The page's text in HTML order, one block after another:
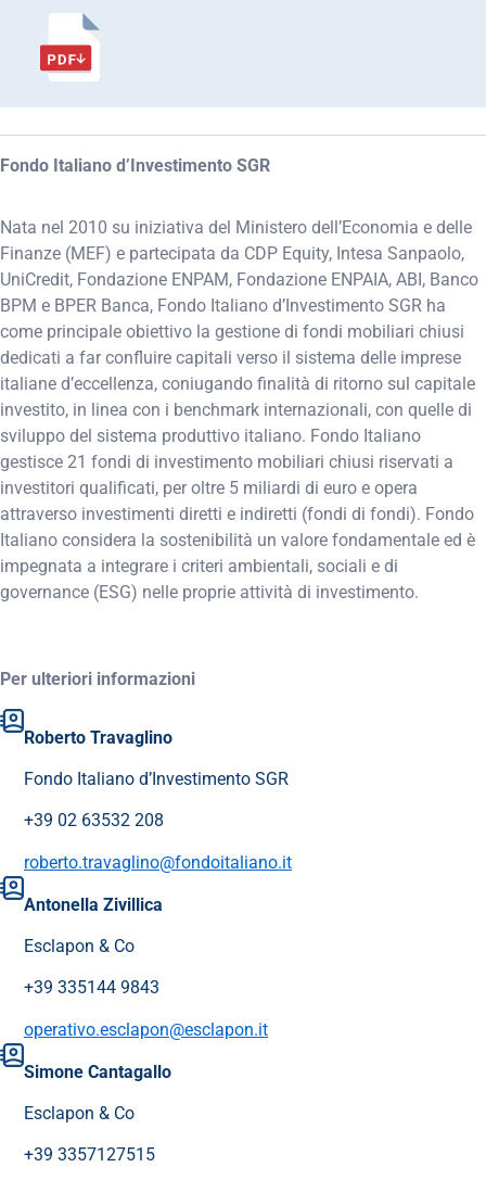
Fondo Italiano d’Investimento SGR
Nata nel 2010 su iniziativa del Ministero dell’Economia e delle
Finanze (MEF) e partecipata da CDP Equity, Intesa Sanpaolo,
UniCredit, Fondazione ENPAM, Fondazione ENPAIA, ABI, Banco
BPM e BPER Banca, Fondo Italiano d’Investimento SGR ha
come principale obiettivo la gestione di fondi mobiliari chiusi
dedicati a far confluire capitali verso il sistema delle imprese
italiane d’eccellenza, coniugando finalità di ritorno sul capitale
investito, in linea con i benchmark internazionali, con quelle di
sviluppo del sistema produttivo italiano. Fondo Italiano
gestisce 21 fondi di investimento mobiliari chiusi riservati a
investitori qualificati, per oltre 5 miliardi di euro e opera
attraverso investimenti diretti e indiretti (fondi di fondi). Fondo
Italiano considera la sostenibilità un valore fondamentale ed è
impegnata a integrare i criteri ambientali, sociali e di
governance (ESG) nelle proprie attività di investimento.
Per ulteriori informazioni
Roberto Travaglino
Fondo Italiano d’Investimento SGR
+39 02 63532 208
roberto.travaglino@fondoitaliano.it
Antonella Zivillica
Esclapon & Co
+39 335144 9843
operativo.esclapon@esclapon.it
Simone Cantagallo
Esclapon & Co
+39 3357127515